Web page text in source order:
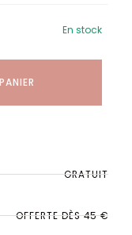
En stock
GRATUIT
OFFERTE DÈS 45 €